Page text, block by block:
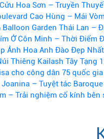
Hoa Sơn – Truyền
Cao Hùng – Mái
Balloon Garden Thái Lan
Ở Côn Minh – Thời Điểm
Ảnh Hoa Anh Đào Đẹp
Thiêng Kailash Tây Tạng
cho công dân 75 quốc
– Tuyệt tác
– Trải nghiệm cổ kính bên